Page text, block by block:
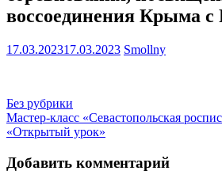
воссоединения Крыма с
17.03.202317.03.2023 Smollny
Без рубрики
Навигация
по
записям
Мастер-класс «Севастопольская
«Открытый урок»
Добавить комментарий